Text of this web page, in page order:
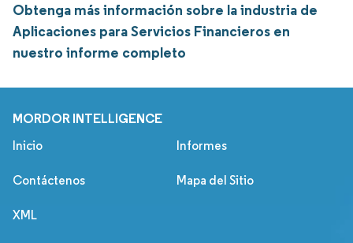
Obtenga más información sobre la industria de
Aplicaciones para Servicios Financieros en
nuestro informe completo
MORDOR INTELLIGENCE
Inicio Informes
Contáctenos Mapa del Sitio
XML